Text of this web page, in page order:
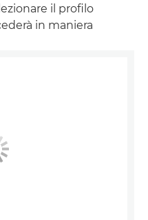
il profilo
in maniera